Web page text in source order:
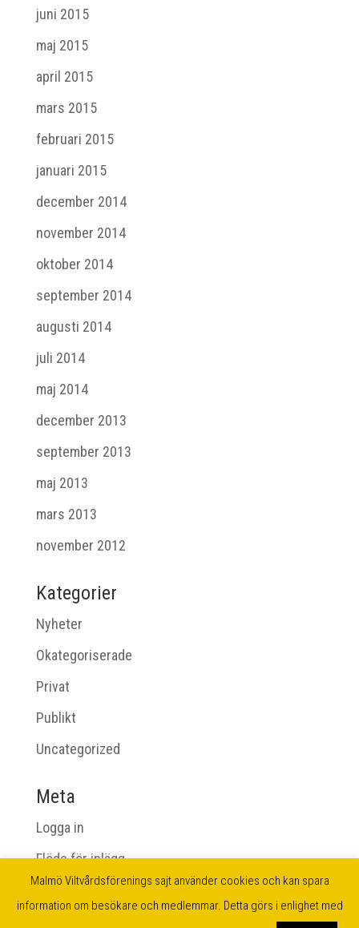
juni 2015
maj 2015
april 2015
mars 2015
februari 2015
januari 2015
december 2014
november 2014
oktober 2014
september 2014
augusti 2014
juli 2014
maj 2014
december 2013
september 2013
maj 2013
mars 2013
november 2012
Kategorier
Nyheter
Okategoriserade
Privat
Publikt
Uncategorized
Meta
Logga in
Flöde för inlägg
Flöde för kommentarer
Malmö Viltvårdsförenings sajt använder cookies och kan spara
information om besökare och medlemmar. Detta görs i enlighet med